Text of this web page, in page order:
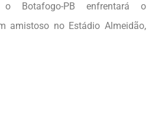
Botafogo-PB enfrentará o
amistoso no Estádio Almeidão,